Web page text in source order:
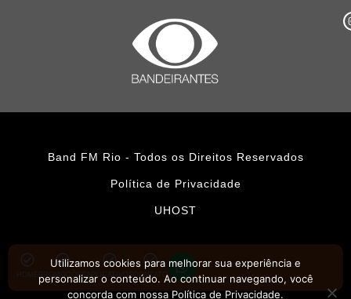
Band FM Rio - Todos os Direitos Reservados
Política de Privacidade
UHOST
PROMOÇÕESAPLICATIVOS CONTATO
Utilizamos cookies para melhorar sua experiência e
personalizar o conteúdo. Ao continuar navegando, você
concorda com nossa Política de Privacidade.